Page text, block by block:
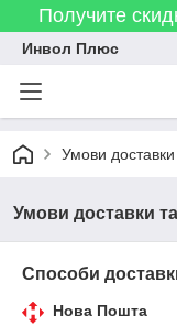
Получите
Инвол Плюс
Умови
Умови доставки
Способи
Нова Пошта